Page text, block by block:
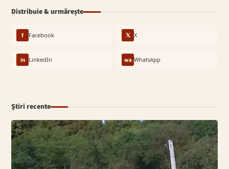
Distribuie & urmărește
f Facebook 𝕏 X
in LinkedIn wa WhatsApp
Știri recente